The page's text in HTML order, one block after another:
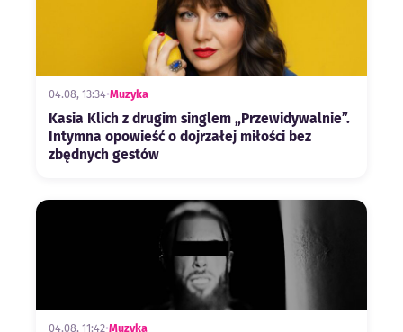
04.08, 13:34•Muzyka
Kasia Klich z drugim singlem „Przewidywalnie”.
Intymna opowieść o dojrzałej miłości bez
zbędnych gestów
04.08, 11:42•Muzyka